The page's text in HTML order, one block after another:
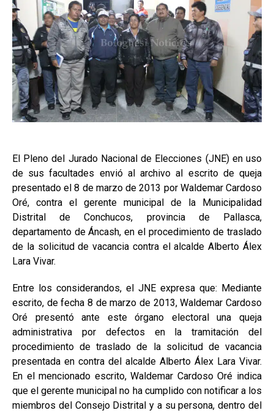
El Pleno del Jurado Nacional de Elecciones (JNE) en uso
de sus facultades envió al archivo al escrito de queja
presentado el 8 de marzo de 2013 por Waldemar Cardoso
Oré, contra el gerente municipal de la Municipalidad
Distrital de Conchucos, provincia de Pallasca,
departamento de Áncash, en el procedimiento de traslado
de la solicitud de vacancia contra el alcalde Alberto Álex
Lara Vivar.
Entre los considerandos, el JNE expresa que: Mediante
escrito, de fecha 8 de marzo de 2013, Waldemar Cardoso
Oré presentó ante este órgano electoral una queja
administrativa por defectos en la tramitación del
procedimiento de traslado de la solicitud de vacancia
presentada en contra del alcalde Alberto Álex Lara Vivar.
En el mencionado escrito, Waldemar Cardoso Oré indica
que el gerente municipal no ha cumplido con notificar a los
miembros del Consejo Distrital y a su persona, dentro del